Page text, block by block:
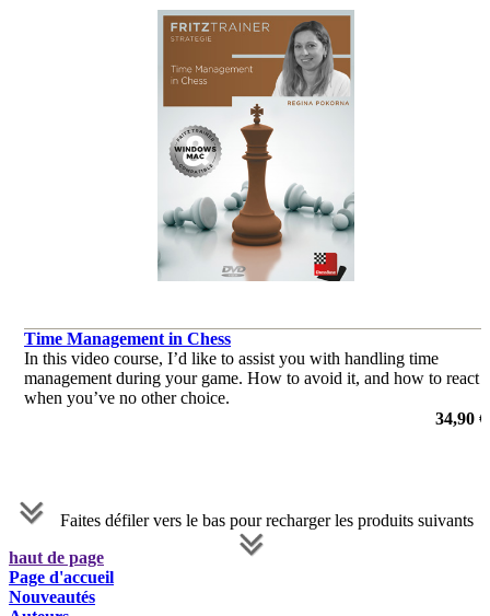
Time Management in Chess
In this video course, I’d like to assist you with handling time
management during your game. How to avoid it, and how to react
when you’ve no other choice.
34,90 €
Faites défiler vers le bas pour recharger les produits suivants
haut de page
Page d'accueil
Nouveautés